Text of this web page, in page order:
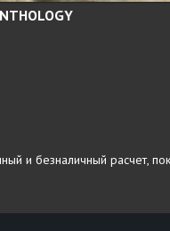
и безналичный расчет,